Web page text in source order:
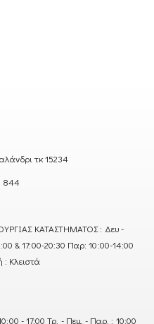
τκ 15234
844
ΚΑΤΑΣΤΗΜΑΤΟΣ : Δευ -
& 17:00-20:30 Παρ: 10:00-14:00
: Κλειστά
- 17:00 Τρ. - Πεμ. - Παρ. : 10:00